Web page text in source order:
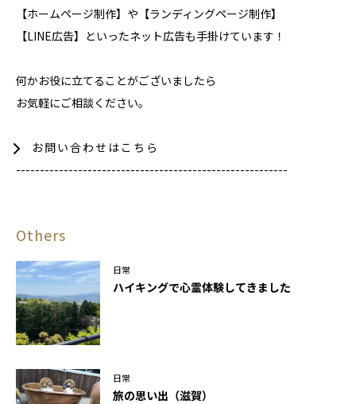
【ホームページ制作】や【ランディングページ制作】
【LINE広告】といったネット広告も手掛けています！
何かお役に立てることがございましたら
お気軽にご相談ください。
お問い合わせはこちら
---------------------------------------------------------
Others
日常
ハイキングで心霊体験してきました
日常
旅の思い出（滋賀）